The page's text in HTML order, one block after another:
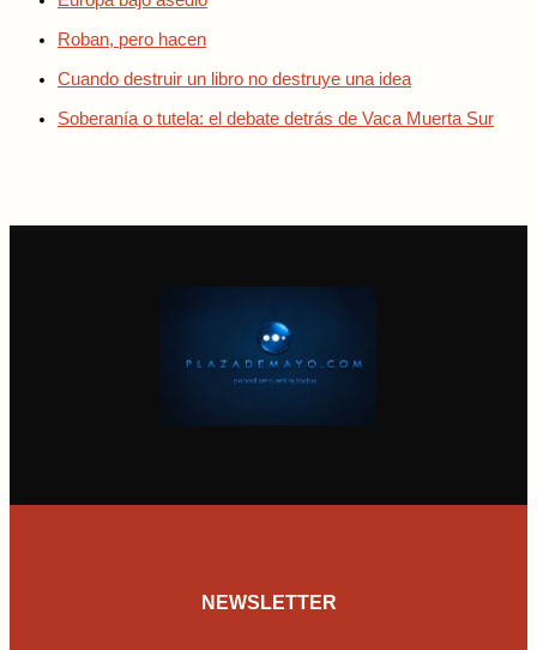
Roban, pero hacen
Cuando destruir un libro no destruye una idea
Soberanía o tutela: el debate detrás de Vaca Muerta Sur
NEWSLETTER